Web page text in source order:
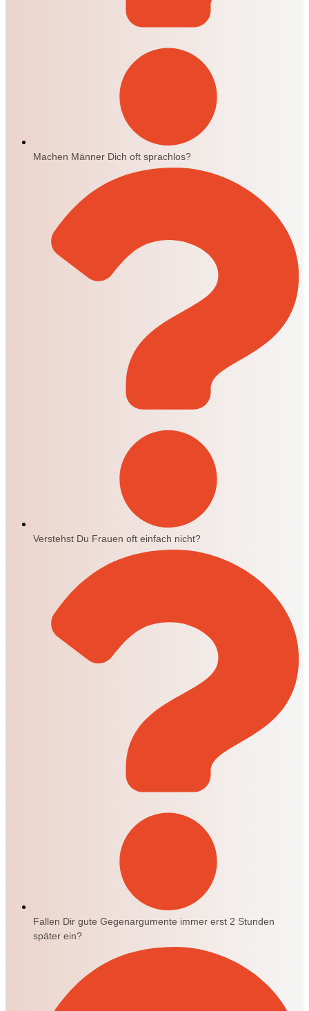
Machen Männer Dich oft sprachlos?
Verstehst Du Frauen oft einfach nicht?
Fallen Dir gute Gegenargumente immer erst 2 Stunden
später ein?